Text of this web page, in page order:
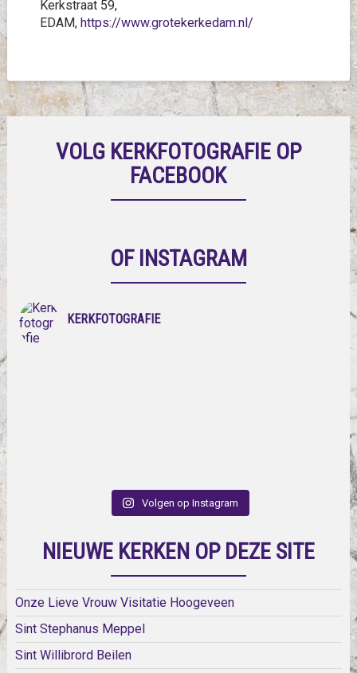
Kerkstraat 59,
EDAM, https://www.grotekerkedam.nl/
VOLG KERKFOTOGRAFIE OP
FACEBOOK
OF INSTAGRAM
KERKFOTOGRAFIE
Volgen op Instagram
NIEUWE KERKEN OP DEZE SITE
Onze Lieve Vrouw Visitatie Hoogeveen
Sint Stephanus Meppel
Sint Willibrord Beilen